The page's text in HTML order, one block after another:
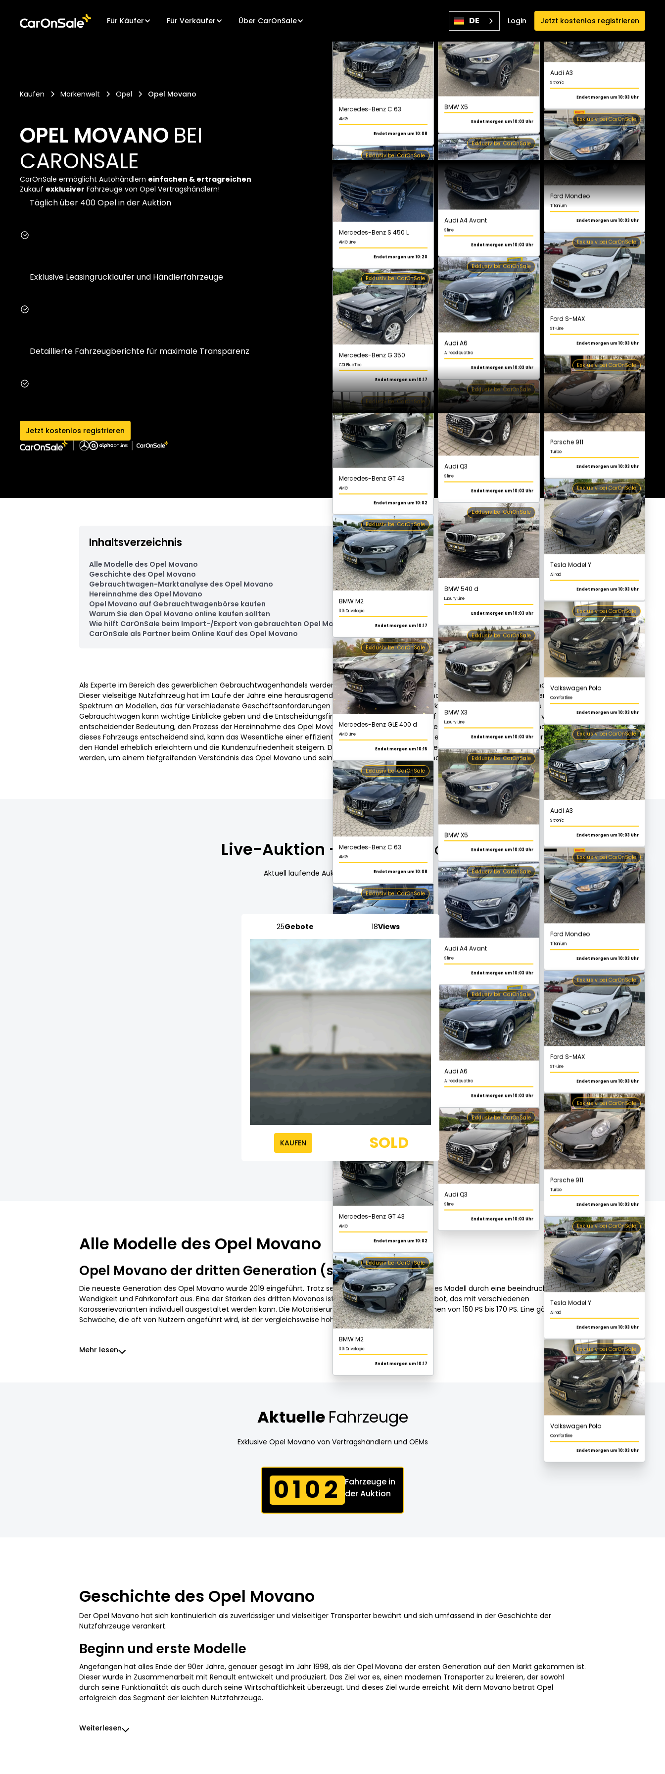
Für Käufer Für Verkäufer Über CarOnSale DE Login Jetzt kostenlos registrieren
Kaufen Markenwelt Opel Opel Movano
OPEL MOVANO BEI
CARONSALE
CarOnSale ermöglicht Autohändlern einfachen & ertragreichen
Zukauf exklusiver Fahrzeuge von Opel Vertragshändlern!
Täglich über 400 Opel in der Auktion
Exklusive Leasingrückläufer und Händlerfahrzeuge
Detaillierte Fahrzeugberichte für maximale Transparenz
Jetzt kostenlos registrieren
Mercedes-Benz C 63
AMG
Endet morgen um 10:08
Mercedes-Benz S 450 L
AMG Line
Endet morgen um 10:20
Exklusiv bei CarOnSale
Mercedes-Benz G 350
CDI BlueTec
Endet morgen um 10:17
Exklusiv bei CarOnSale
Mercedes-Benz GT 43
AMG
Endet morgen um 10:02
Exklusiv bei CarOnSale
BMW M2
3.0i Drivelogic
Endet morgen um 10:17
Exklusiv bei CarOnSale
Mercedes-Benz GLE 400 d
AMG Line
Endet morgen um 10:15
Exklusiv bei CarOnSale
Mercedes-Benz C 63
AMG
Endet morgen um 10:08
Exklusiv bei CarOnSale
Mercedes-Benz S 450 L
AMG Line
Endet morgen um 10:20
Exklusiv bei CarOnSale
Endet morgen um 10:17
Exklusiv bei CarOnSale
Mercedes-Benz GT 43
Endet morgen um 10:02
BMW M2
3.0i Drivelogic
Endet morgen um 10:17
Exklusiv bei CarOnSale
Endet morgen um 10:03 Uhr
Audi A4 Avant
S line
Endet morgen um 10:03 Uhr
Exklusiv bei CarOnSale
Allroad quattro
Endet morgen um 10:03 Uhr
S line
Endet morgen um 10:03 Uhr
Exklusiv bei CarOnSale
BMW 540 d
Luxury Line
Endet morgen um 10:03 Uhr
Exklusiv bei CarOnSale
Luxury Line
Endet morgen um 10:03 Uhr
Exklusiv bei CarOnSale
Endet morgen um 10:03 Uhr
Exklusiv bei CarOnSale
Audi A4 Avant
S line
Endet morgen um 10:03 Uhr
Exklusiv bei CarOnSale
Allroad quattro
Endet morgen um 10:03 Uhr
Exklusiv bei CarOnSale
S line
Endet morgen um 10:03 Uhr
Exklusiv bei CarOnSale
Endet morgen um 10:03 Uhr
Ford Mondeo
Titanium
Endet morgen um 10:03 Uhr
Ford S-MAX
ST-Line
Endet morgen um 10:03 Uhr
Exklusiv bei CarOnSale
Porsche 911
Turbo
Endet morgen um 10:03 Uhr
Exklusiv bei CarOnSale
Tesla Model Y
Allrad
Endet morgen um 10:03 Uhr
Exklusiv bei CarOnSale
Volkswagen Polo
Comfortline
Endet morgen um 10:03 Uhr
Exklusiv bei CarOnSale
Audi A3
S tronic
Endet morgen um 10:03 Uhr
Exklusiv bei CarOnSale
Ford Mondeo
Titanium
Endet morgen um 10:03 Uhr
Ford S-MAX
ST-Line
Endet morgen um 10:03 Uhr
Exklusiv bei CarOnSale
Porsche 911
Turbo
Endet morgen um 10:03 Uhr
Exklusiv bei CarOnSale
Tesla Model Y
Allrad
Endet morgen um 10:03 Uhr
Exklusiv bei CarOnSale
Volkswagen Polo
Comfortline
Endet morgen um 10:03 Uhr
Exklusiv bei CarOnSale
Inhaltsverzeichnis
Alle Modelle des Opel Movano
Geschichte des Opel Movano
Gebrauchtwagen-Marktanalyse des Opel Movano
Hereinnahme des Opel Movano
Opel Movano auf Gebrauchtwagenbörse kaufen
Warum Sie den Opel Movano online kaufen sollten
Wie hilft CarOnSale beim Import-/Export von gebrauchten Opel Movano
CarOnSale als Partner beim Online Kauf des Opel Movano
Als Experte im Bereich des gewerblichen Gebrauchtwagenhandels werden Sie zweifellos die Vielfalt und das Potenzial des Opel Movano erkennen.
Dieser vielseitige Nutzfahrzeug hat im Laufe der Jahre eine herausragende Entwicklung durchlaufen und bietet heute ein beeindruckendes
Spektrum an Modellen, das für verschiedenste Geschäftsanforderungen geeignet ist. Eine genaue Marktanalyse des Opel Movano als
Gebrauchtwagen kann wichtige Einblicke geben und die Entscheidungsfindung beim Kauf oder Verkauf unterstützen. Nebenbei ist es von
entscheidender Bedeutung, den Prozess der Hereinnahme des Opel Movano zu verstehen. Während die spezifische Eigenschaften und Vorteile
dieses Fahrzeugs entscheidend sind, kann das Wesentliche einer effizienten Online-Plattform nicht übersehen werden. Ein solcher Partner kann
den Handel erheblich erleichtern und die Kundenzufriedenheit steigern. Dies sind die Schlüsselelemente, die im folgenden Ratgeber behandelt
werden, um einem tiefgreifenden Verständnis des Opel Movano und seiner Rolle im Gebrauchtwagenhandel gerecht zu werden.
Live-Auktion -Opel Movano
Aktuell laufende Auktion - Opel Movano
25Gebote 18Views
KAUFEN SOLD
Alle Modelle des Opel Movano
Opel Movano der dritten Generation (seit 2019)
Die neueste Generation des Opel Movano wurde 2019 eingeführt. Trotz seiner Größe zeichnet sich dieses Modell durch eine beeindruckende
Wendigkeit und Fahrkomfort aus. Eine der Stärken des dritten Movanos ist sein großzügiges Raumangebot, das mit verschiedenen
Karosserievarianten individuell ausgestaltet werden kann. Die Motorisierungsvarianten des Modells reichen von 150 PS bis 170 PS. Eine gängige
Schwäche, die oft von Nutzern angeführt wird, ist der vergleichsweise hohe g Kraftstoffverbrauch.
Mehr lesen
Aktuelle Fahrzeuge
Exklusive Opel Movano von Vertragshändlern und OEMs
0102
Fahrzeuge in
der Auktion
Geschichte des Opel Movano
Der Opel Movano hat sich kontinuierlich als zuverlässiger und vielseitiger Transporter bewährt und sich umfassend in der Geschichte der
Nutzfahrzeuge verankert.
Beginn und erste Modelle
Angefangen hat alles Ende der 90er Jahre, genauer gesagt im Jahr 1998, als der Opel Movano der ersten Generation auf den Markt gekommen ist.
Dieser wurde in Zusammenarbeit mit Renault entwickelt und produziert. Das Ziel war es, einen modernen Transporter zu kreieren, der sowohl
durch seine Funktionalität als auch durch seine Wirtschaftlichkeit überzeugt. Und dieses Ziel wurde erreicht. Mit dem Movano betrat Opel
erfolgreich das Segment der leichten Nutzfahrzeuge.
Weiterlesen